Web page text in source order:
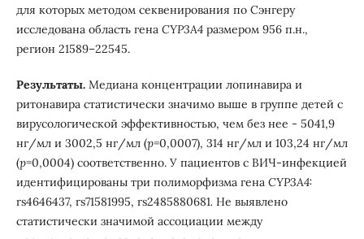
для которых методом секвенирования по Сэнгеру
исследована область гена CYP3A4 размером 956 п.н.,
регион 21589–22545.
Результаты. Медиана концентрации лопинавира и
ритонавира статистически значимо выше в группе детей с
вирусологической эффективностью, чем без нее - 5041,9
нг/мл и 3002,5 нг/мл (p=0,0007), 314 нг/мл и 103,24 нг/мл
(p=0,0004) соответственно. У пациентов с ВИЧ-инфекцией
идентифицированы три полиморфизма гена CYP3A4:
rs4646437, rs71581995, rs2485880681. Не выявлено
статистически значимой ассоциации между